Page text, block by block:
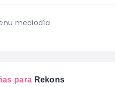
mediodía
para Rekons